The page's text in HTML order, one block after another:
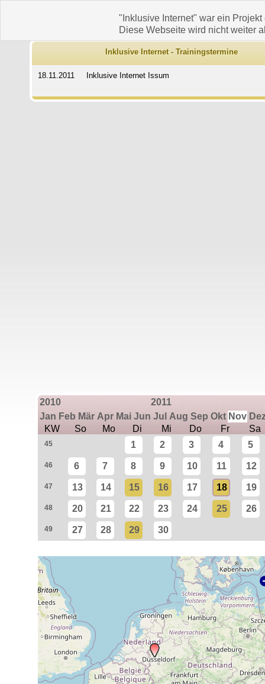
"Inklusive Internet" war ein
Diese Webseite wird nicht weiter
Inklusive Internet - Trainingstermine
18.11.2011 Inklusive Internet Issum
2010
2011
Jan Feb Mär Apr Mai Jun Jul Aug Sep Okt Nov
KW
So Mo Di Mi Do Fr Sa
45 1 2 3 4 5
46 6 7 8 9 10 11 12
47 13 14 15 16 17 18 19
48 20 21 22 23 24 25 26
49 27 28 29 30